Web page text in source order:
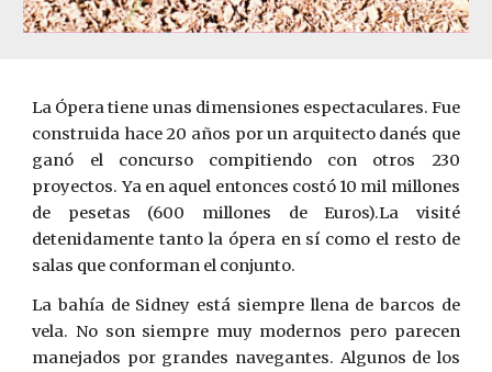
La Ópera tiene unas dimensiones espectaculares. Fue
construida hace 20 años por un arquitecto danés que
ganó el concurso compitiendo con otros 230
proyectos. Ya en aquel entonces costó 10 mil millones
de pesetas (600 millones de Euros).La visité
detenidamente tanto la ópera en sí como el resto de
salas que conforman el conjunto.
La bahía de Sidney está siempre llena de barcos de
vela. No son siempre muy modernos pero parecen
manejados por grandes navegantes. Algunos de los